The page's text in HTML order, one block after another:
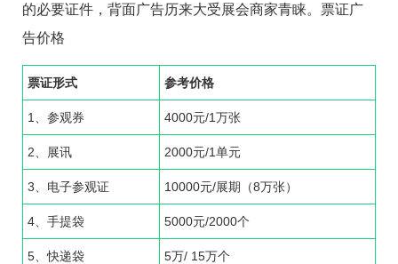
的必要证件，背面广告历来大受展会商家青睐。票证广
告价格
票证形式 参考价格
1、参观券 4000元/1万张
2、展讯 2000元/1单元
3、电子参观证 10000元/展期（8万张）
4、手提袋 5000元/2000个
5、快递袋 5万/ 15万个